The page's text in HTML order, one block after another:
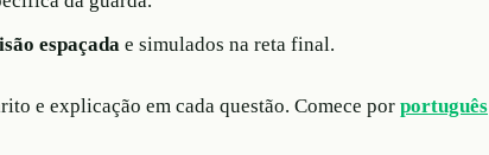
espaçada e simulados na reta final.
e explicação em cada questão. Comece por português